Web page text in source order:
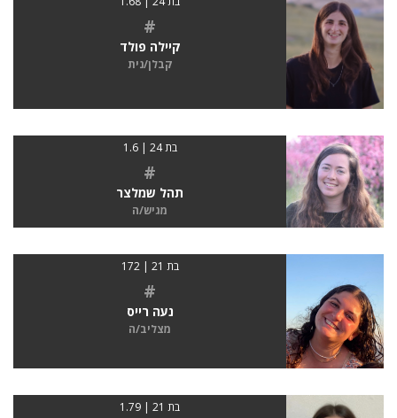
#
קיילה פולד
קבלן/נית
בת 24 | 1.6
#
תהל שמלצר
מגיש/ה
בת 21 | 172
#
נעה רייס
מצליב/ה
בת 21 | 1.79